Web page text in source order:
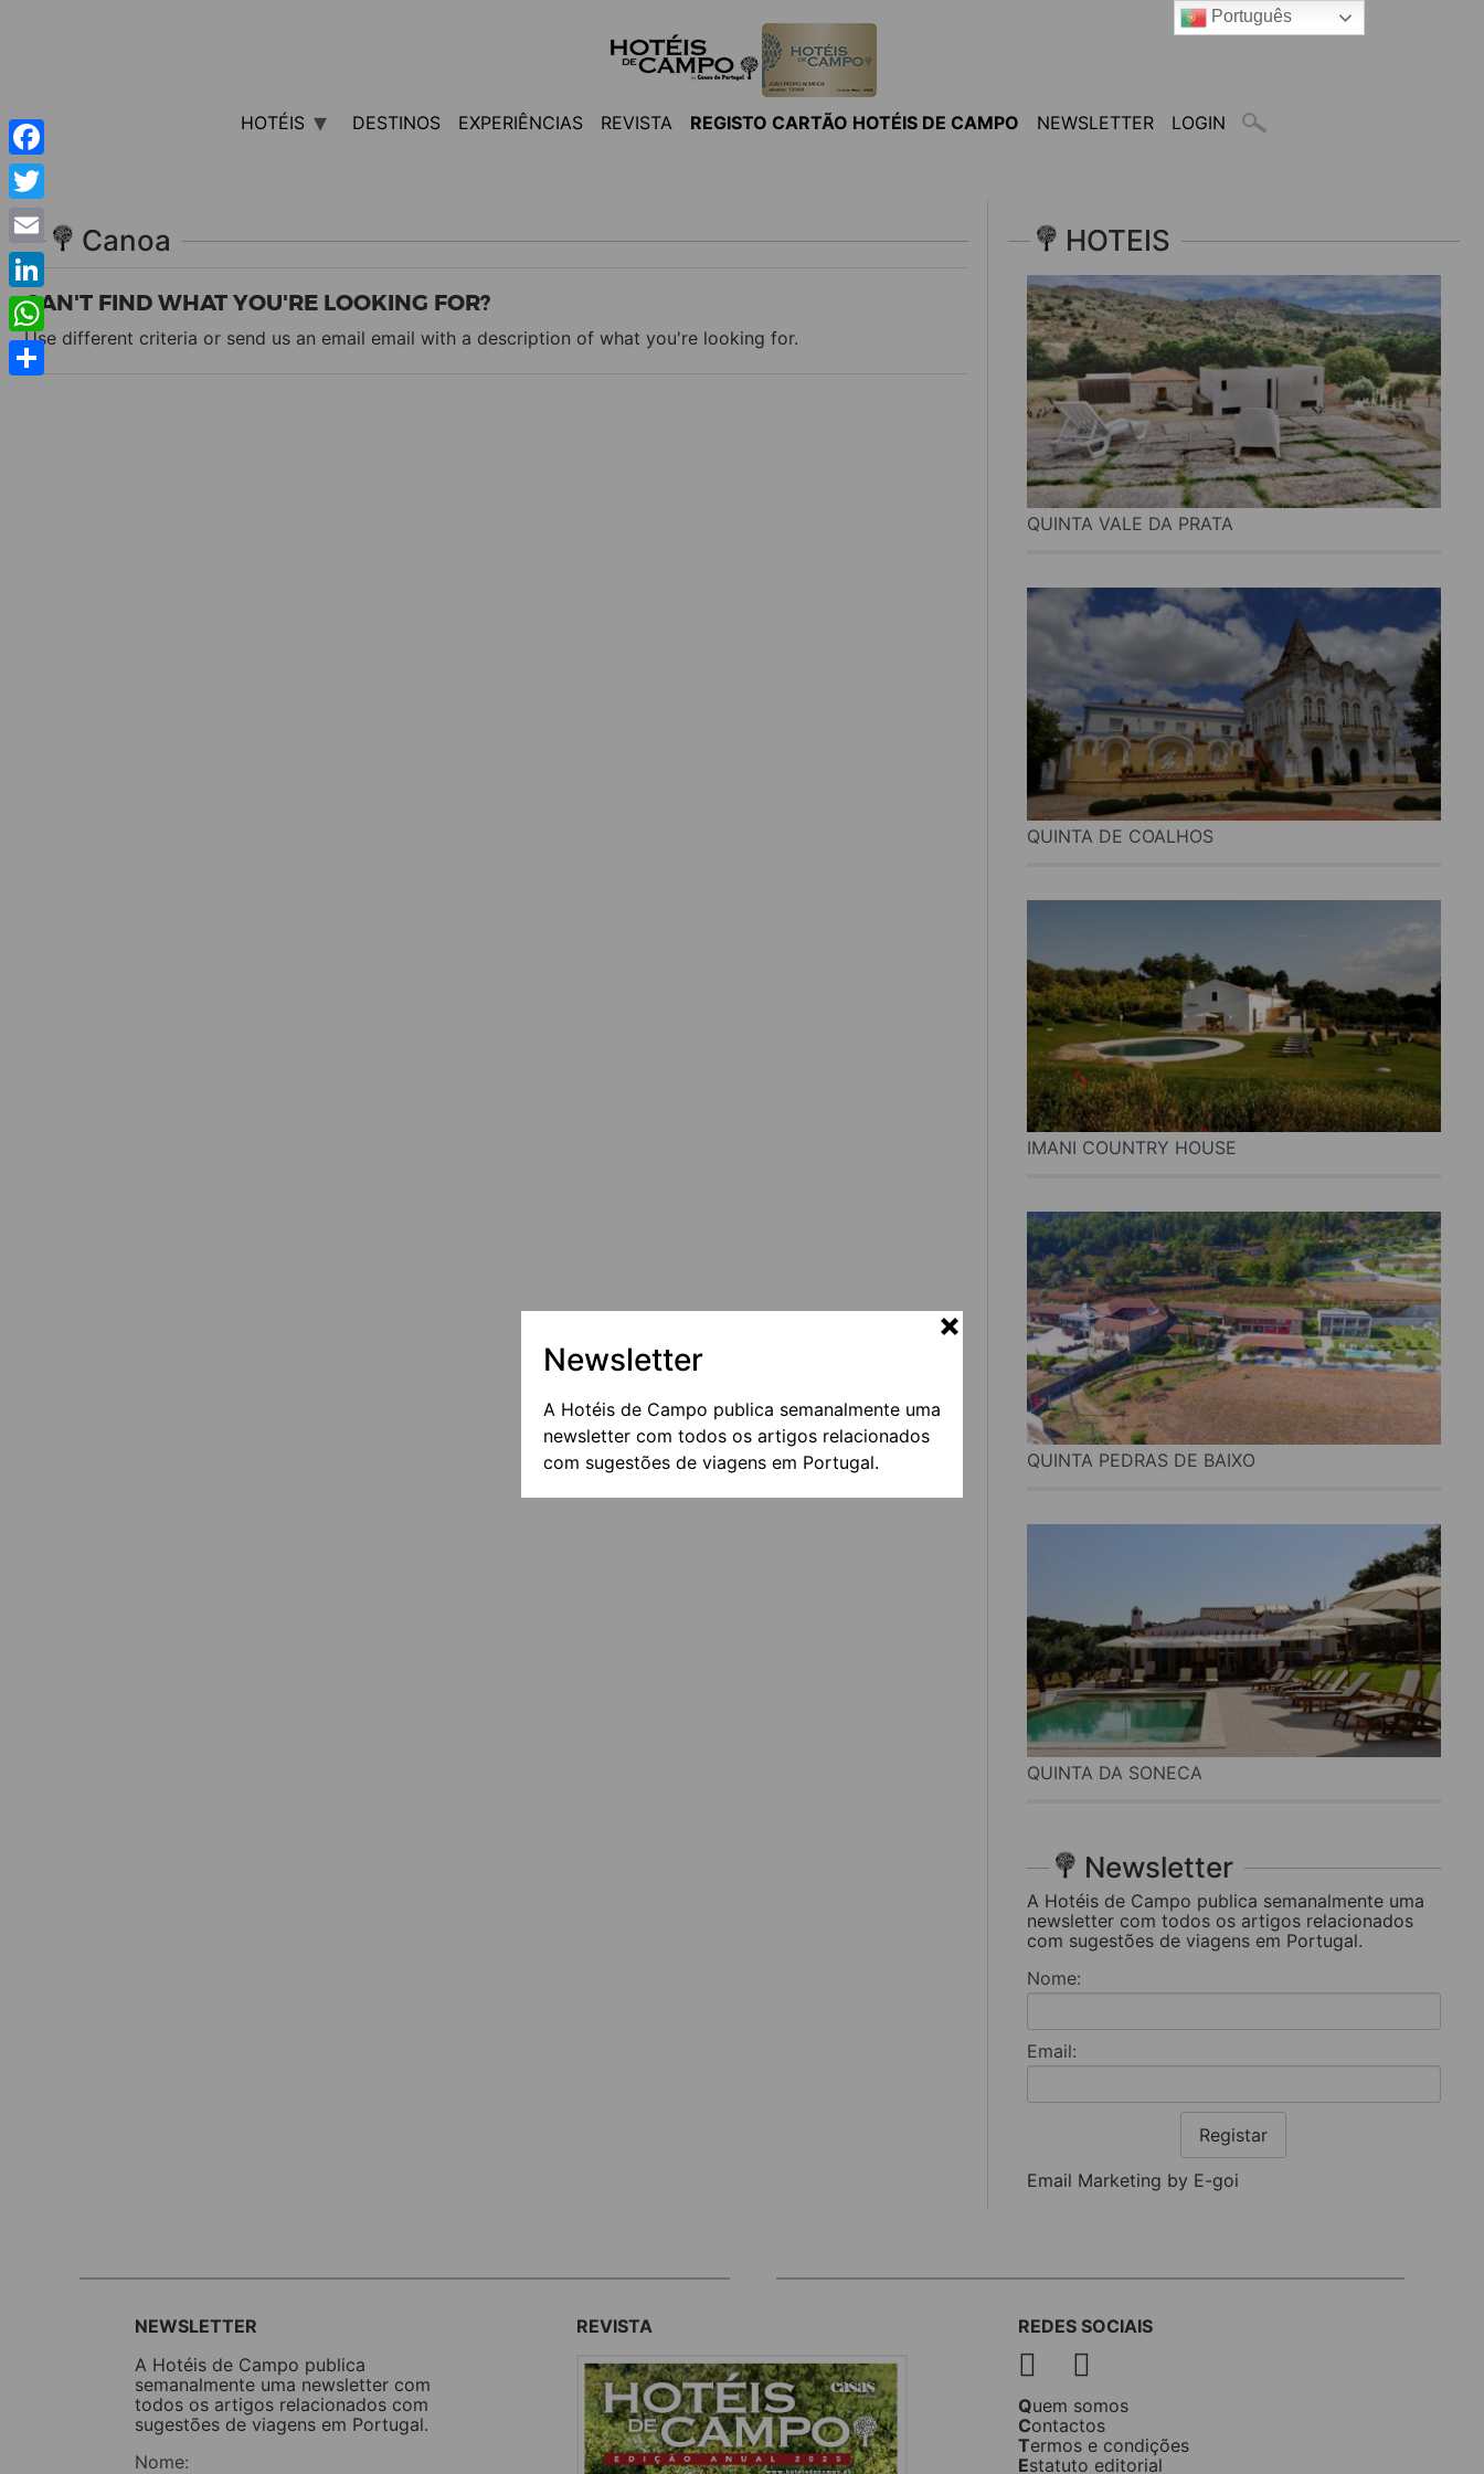
Newsletter
A Hotéis de Campo publica semanalmente uma
newsletter com todos os artigos relacionados
com sugestões de viagens em Portugal.
HOTÉIS DESTINOS EXPERIÊNCIAS REVISTA REGISTO CARTÃO HOTÉIS DE CAMPO NEWSLETTER LOGIN
Canoa
CAN'T FIND WHAT YOU'RE LOOKING FOR?
Use different criteria or send us an email email with a description of what you're looking for.
HOTEIS
QUINTA VALE DA PRATA
QUINTA DE COALHOS
IMANI COUNTRY HOUSE
QUINTA PEDRAS DE BAIXO
QUINTA DA SONECA
Newsletter
A Hotéis de Campo publica semanalmente uma
newsletter com todos os artigos relacionados
com sugestões de viagens em Portugal.
Nome:
Email:
Registar
Email Marketing by E-goi
NEWSLETTER
A Hotéis de Campo publica
semanalmente uma newsletter com
todos os artigos relacionados com
sugestões de viagens em Portugal.
Nome:
REVISTA REDES SOCIAIS
Quem somos
Contactos
Termos e condições
Estatuto editorial
Facebook
Twitter
Email
LinkedIn
WhatsApp
Português